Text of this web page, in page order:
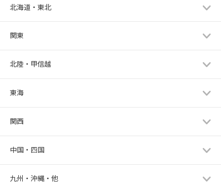
北海道・東北
関東
北陸・甲信越
東海
関西
中国・四国
九州・沖縄・他